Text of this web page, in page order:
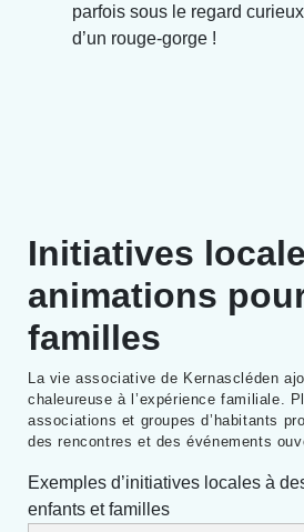
parfois sous le regard
d’un rouge-gorge !
Initiatives
animations
familles
La vie associative de Kernascléden
chaleureuse à l’expérience familiale.
associations et groupes d’habitants
des rencontres et des événements
Exemples d’initiatives locales à
enfants et familles